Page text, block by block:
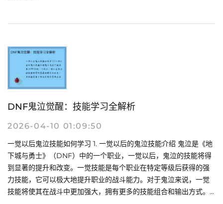
DNF鬼泣觉醒：技能学习全解析
2026-04-10 01:09:50
一觉以后鬼泣技能如何学习 1. 一觉以后的鬼泣技能介绍 鬼泣是《地
下城与勇士》（DNF）中的一个职业，一觉以后，鬼泣的技能将得
到显著的提升和改变。一觉技能是每个职业在特定等级后获得的强
力技能，它可以极大地提升职业的战斗能力。对于鬼泣来说，一觉
技能将使其在战斗中更加强大，拥有更多的技能组合和输出方式。...